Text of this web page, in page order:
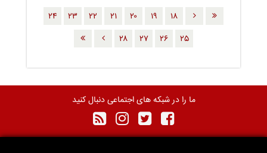
١٨ ١٩ ٢٠ ٢١ ٢٢ ٢٣
٢٤
٢٥
٢٦ ٢٧ ٢٨
ما را در شبکه های اجتماعی دنبال کنید